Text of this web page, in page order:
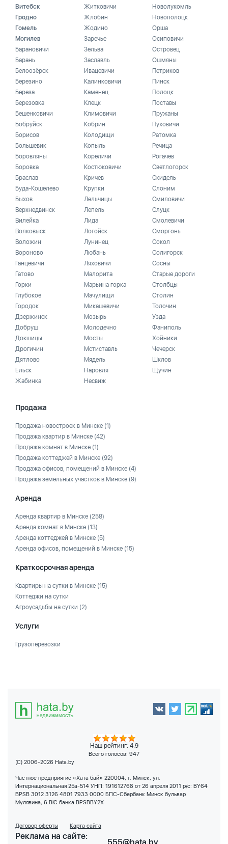
Витебск
Гродно
Гомель
Могилев
Барановичи
Барань
Белоозёрск
Березино
Береза
Березовка
Бешенковичи
Бобруйск
Борисов
Большевик
Боровляны
Боровка
Браслав
Буда-Кошелево
Быхов
Верхнедвинск
Вилейка
Волковыск
Воложин
Вороново
Ганцевичи
Гатово
Горки
Глубокое
Городок
Дзержинск
Добруш
Докшицы
Дрогичин
Дятлово
Ельск
Жабинка
Житковичи
Жлобин
Жодино
Заречье
Зельва
Заславль
Ивацевичи
Калинковичи
Каменец
Клецк
Климовичи
Кобрин
Колодищи
Копыль
Кореличи
Костюковичи
Кричев
Крупки
Лельчицы
Лепель
Лида
Логойск
Лунинец
Любань
Ляховичи
Малорита
Марьина горка
Мачулищи
Микашевичи
Мозырь
Молодечно
Мосты
Мстиставль
Мядель
Наровля
Несвиж
Новолукомль
Новополоцк
Орша
Осиповичи
Островец
Ошмяны
Петриков
Пинск
Полоцк
Поставы
Пружаны
Пуховичи
Ратомка
Речица
Рогачев
Светлогорск
Скидель
Слоним
Смиловичи
Слуцк
Смолевичи
Сморгонь
Сокол
Солигорск
Сосны
Старые дороги
Столбцы
Столин
Толочин
Узда
Фаниполь
Хойники
Чечерск
Шклов
Щучин
Продажа
Продажа новостроек в Минске (1)
Продажа квартир в Минске (42)
Продажа комнат в Минске (1)
Продажа коттеджей в Минске (92)
Продажа офисов, помещений в Минске (4)
Продажа земельных участков в Минске (9)
Аренда
Аренда квартир в Минске (258)
Аренда комнат в Минске (13)
Аренда коттеджей в Минске (5)
Аренда офисов, помещений в Минске (15)
Краткосрочная аренда
Квартиры на сутки в Минске (15)
Коттеджи на сутки
Агроусадьбы на сутки (2)
Услуги
Грузоперевозки
Наш рейтинг: 4.9
Всего голосов: 947
(C) 2006-2026 Hata.by
Частное предприятие «Хата бай» 220004, г. Минск, ул.
Интернациональная 25а-514 УНП: 191612768 от 26 апреля 2011 р/с: BY64
BPSB 3012 3126 4801 7933 0000 БПС-Сбербанк Минск бульвар
Мулявина, 6 BIC банка BPSBBY2X
Договор оферты Карта сайта
Реклама на сайте: